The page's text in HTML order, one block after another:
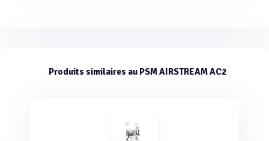
Produits similaires au PSM AIRSTREAM AC2